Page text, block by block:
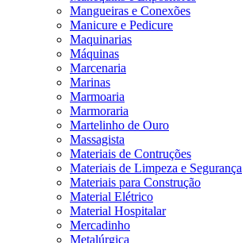
Mangueiras e Conexões
Manicure e Pedicure
Maquinarias
Máquinas
Marcenaria
Marinas
Marmoaria
Marmoraria
Martelinho de Ouro
Massagista
Materiais de Contruções
Materiais de Limpeza e Segurança
Materiais para Construção
Material Elétrico
Material Hospitalar
Mercadinho
Metalúrgica